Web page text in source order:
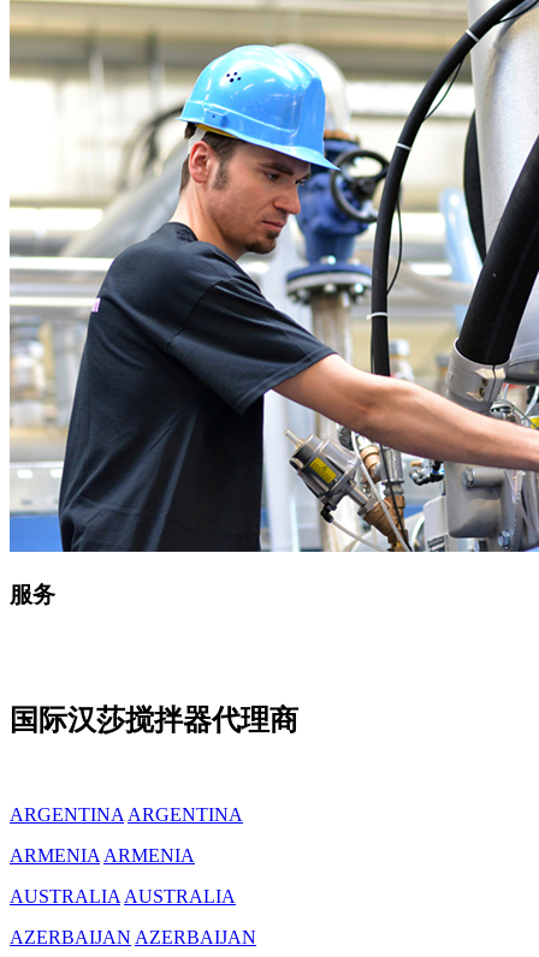
服务
国际汉莎搅拌器代理商
ARGENTINA ARGENTINA
ARMENIA ARMENIA
AUSTRALIA AUSTRALIA
AZERBAIJAN AZERBAIJAN